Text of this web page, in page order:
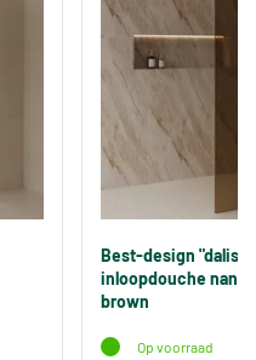
Best-design "dalis-
inloopdouche nano
brown
Op voorraad